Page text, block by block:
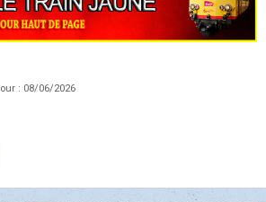
: 08/06/2026